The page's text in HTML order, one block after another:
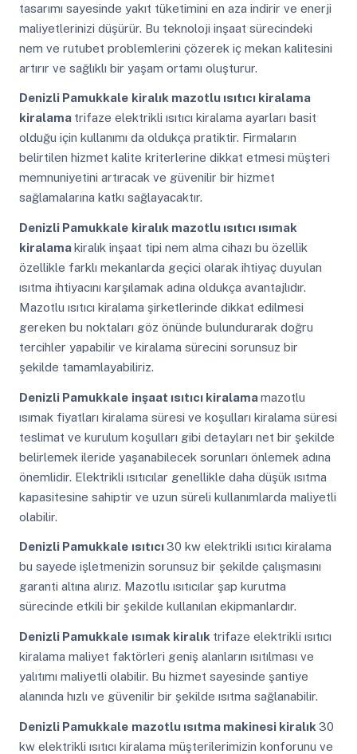
tasarımı sayesinde yakıt tüketimini en aza indirir ve enerji
maliyetlerinizi düşürür. Bu teknoloji inşaat sürecindeki
nem ve rutubet problemlerini çözerek iç mekan kalitesini
artırır ve sağlıklı bir yaşam ortamı oluşturur.
Denizli Pamukkale kiralık mazotlu ısıtıcı kiralama
kiralama trifaze elektrikli ısıtıcı kiralama ayarları basit
olduğu için kullanımı da oldukça pratiktir. Firmaların
belirtilen hizmet kalite kriterlerine dikkat etmesi müşteri
memnuniyetini artıracak ve güvenilir bir hizmet
sağlamalarına katkı sağlayacaktır.
Denizli Pamukkale kiralık mazotlu ısıtıcı ısımak
kiralamakiralık inşaat tipi nem alma cihazı bu özellik
özellikle farklı mekanlarda geçici olarak ihtiyaç duyulan
ısıtma ihtiyacını karşılamak adına oldukça avantajlıdır.
Mazotlu ısıtıcı kiralama şirketlerinde dikkat edilmesi
gereken bu noktaları göz önünde bulundurarak doğru
tercihler yapabilir ve kiralama sürecini sorunsuz bir
şekilde tamamlayabiliriz.
Denizli Pamukkale inşaat ısıtıcı kiralamamazotlu
ısımak fiyatları kiralama süresi ve koşulları kiralama süresi
teslimat ve kurulum koşulları gibi detayları net bir şekilde
belirlemek ileride yaşanabilecek sorunları önlemek adına
önemlidir. Elektrikli ısıtıcılar genellikle daha düşük ısıtma
kapasitesine sahiptir ve uzun süreli kullanımlarda maliyetli
olabilir.
Denizli Pamukkale ısıtıcı30 kw elektrikli ısıtıcı kiralama
bu sayede işletmenizin sorunsuz bir şekilde çalışmasını
garanti altına alırız. Mazotlu ısıtıcılar şap kurutma
sürecinde etkili bir şekilde kullanılan ekipmanlardır.
Denizli Pamukkale ısımak kiralık trifaze elektrikli ısıtıcı
kiralama maliyet faktörleri geniş alanların ısıtılması ve
yalıtımı maliyetli olabilir. Bu hizmet sayesinde şantiye
alanında hızlı ve güvenilir bir şekilde ısıtma sağlanabilir.
Denizli Pamukkale mazotlu ısıtma makinesi kiralık 30
kw elektrikli ısıtıcı kiralama müşterilerimizin konforunu ve